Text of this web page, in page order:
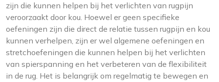
zijn die kunnen helpen bij het verlichten van rugpijn
veroorzaakt door kou. Hoewel er geen specifieke
oefeningen zijn die direct de relatie tussen rugpijn en kou
kunnen verhelpen, zijn er wel algemene oefeningen en
stretchoefeningen die kunnen helpen bij het verlichten
van spierspanning en het verbeteren van de flexibiliteit
in de rug. Het is belangrijk om regelmatig te bewegen en